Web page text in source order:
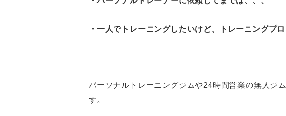
・一人でトレーニングしたいけど、トレーニングプ
パーソナルトレーニングジムや24時間営業の無人ジ
す。